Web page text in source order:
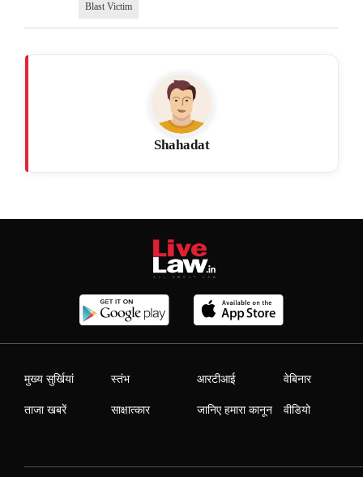
Blast Victim
Shahadat
मुख्य सुर्खियां
ताजा खबरें
स्तंभ
साक्षात्कार
आरटीआई
जानिए हमारा कानून
वेबिनार
वीडियो